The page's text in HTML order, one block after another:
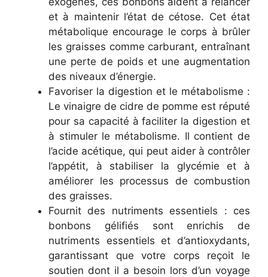
et à maintenir l’état de cétose. Cet état
métabolique encourage le corps à brûler
les graisses comme carburant, entraînant
une perte de poids et une augmentation
des niveaux d’énergie.
Favoriser la digestion et le métabolisme :
Le vinaigre de cidre de pomme est réputé
pour sa capacité à faciliter la digestion et
à stimuler le métabolisme. Il contient de
l’acide acétique, qui peut aider à contrôler
l’appétit, à stabiliser la glycémie et à
améliorer les processus de combustion
des graisses.
Fournit des nutriments essentiels : ces
bonbons gélifiés sont enrichis de
nutriments essentiels et d’antioxydants,
garantissant que votre corps reçoit le
soutien dont il a besoin lors d’un voyage